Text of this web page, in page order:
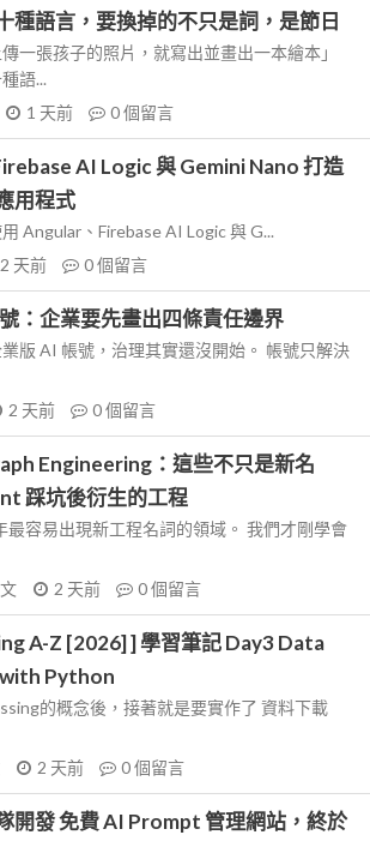
種語言，要換掉的不只是詞，是節日
一張孩子的照片，就寫出並畫出一本繪本」
語...
1 天前 0個留言
AI Logic 與 Gemini Nano 打造
用程式
Angular、Firebase AI Logic 與 G...
2 天前 0個留言
：企業要先畫出四條責任邊界
版 AI 帳號，治理其實還沒開始。 帳號只解決
2 天前 0個留言
Engineering：這些不只是新名
踩坑後衍生的工程
容易出現新工程名詞的領域。 我們才剛學會
2 天前 0個留言
A-Z [2026] ] 學習筆記 Day3 Data
Python
的概念後，接著就是要實作了 資料下載
2 天前 0個留言
開發 免費 AI Prompt 管理網站，終於